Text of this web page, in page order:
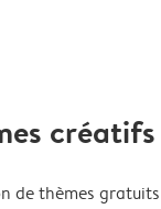
créatifs
de thèmes